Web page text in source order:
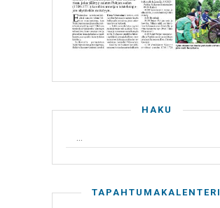
HAKU
TAPAHTUMAKALENTERI